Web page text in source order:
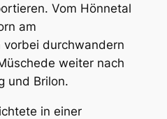
Vom Hönnetal
am
vorbei durchwandern
weiter nach
und Brilon.
in einer